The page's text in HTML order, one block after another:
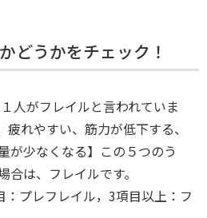
どうかをチェック！
人がフレイルと言われていま
れやすい、筋力が低下する、
が少なくなる】この５つのう
は、フレイルです。
プレフレイル，3項目以上：フ